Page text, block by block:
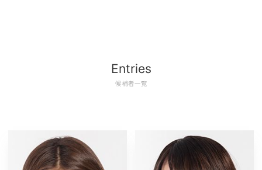
Entries
候補者一覧